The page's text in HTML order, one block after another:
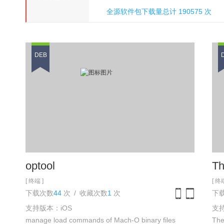
氵刀八木
全源软件包下载量总计 190575 次
DEB
optool
[ 终端 ]
下载次数44 次 / 收藏次数1 次
支持版本：iOS
manage load commands of Mach-O binary files
[ 终
下
支